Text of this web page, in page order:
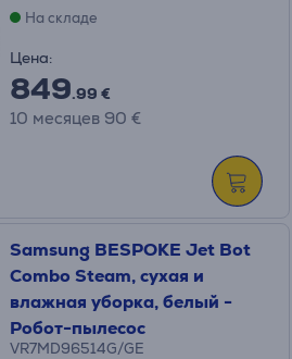
На складе
Цена:
849.99 €
10 месяцев 90 €
Samsung BESPOKE Jet Bot
Combo Steam, сухая и
влажная уборка, белый -
Робот-пылесос
VR7MD96514G/GE